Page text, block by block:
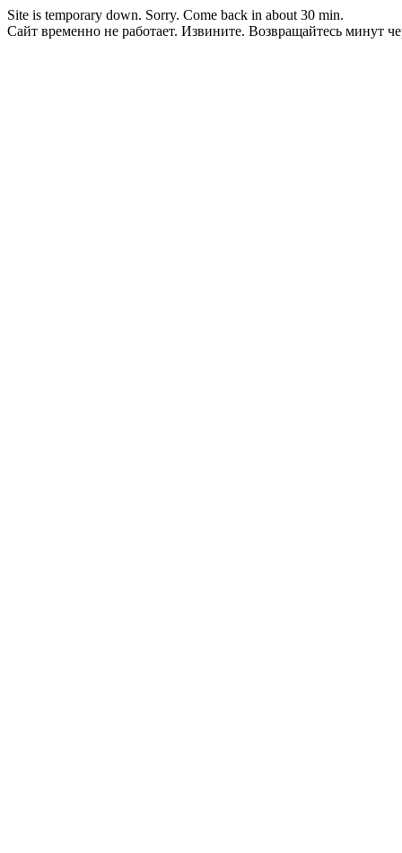
Site is temporary down. Sorry. Come back in about 30 min.
Сайт временно не работает. Извините. Возвращайтесь минут